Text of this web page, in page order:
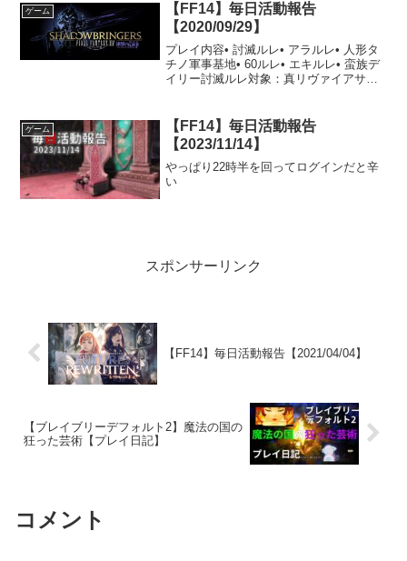
ゲーム
【FF14】毎日活動報告
【2020/09/29】
プレイ内容• 討滅ルレ• アラルレ• 人形タ
チノ軍事基地• 60ルレ• エキルレ• 蛮族デ
イリー討滅ルレ対象：真リヴァイアサン
違い見どころもなく終了しました。アラ
ルレ対...
ゲーム
【FF14】毎日活動報告
【2023/11/14】
やっぱり22時半を回ってログインだと辛
い
スポンサーリンク
【FF14】毎日活動報告【2021/04/04】
【ブレイブリーデフォルト2】魔法の国の
狂った芸術【プレイ日記】
コメント